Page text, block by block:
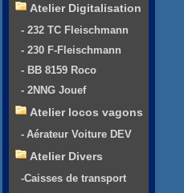
Atelier Digitalisation
- 232 TC Fleischmann
- 230 F-Fleischmann
- BB 8159 Roco
- 2NNG Jouef
Atelier locos vagons
- Aérateur Voiture DEV
Atelier Divers
-Caisses de transport